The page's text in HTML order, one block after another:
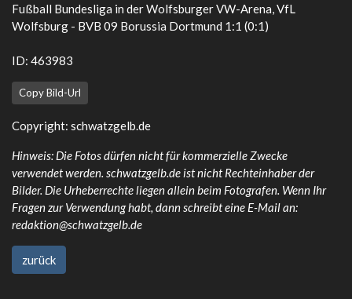
Fußball Bundesliga in der Wolfsburger VW-Arena, VfL
Wolfsburg - BVB 09 Borussia Dortmund 1:1 (0:1)
ID: 463983
Copy Bild-Url
Copyright: schwatzgelb.de
Hinweis: Die Fotos dürfen nicht für kommerzielle Zwecke
verwendet werden. schwatzgelb.de ist nicht Rechteinhaber der
Bilder. Die Urheberrechte liegen allein beim Fotografen. Wenn Ihr
Fragen zur Verwendung habt, dann schreibt eine E-Mail an:
redaktion@schwatzgelb.de
zurück